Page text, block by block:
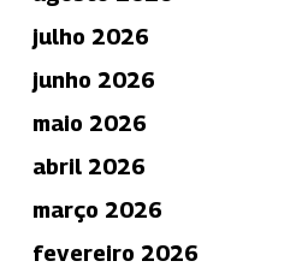
julho 2026
junho 2026
maio 2026
abril 2026
março 2026
fevereiro 2026